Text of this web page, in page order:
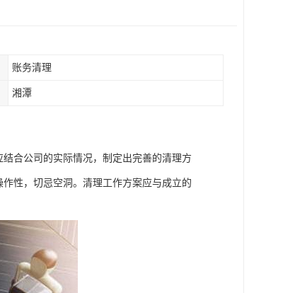
账务清理
湘潭
合公司的实际情况，制定出完善的清理方
性，切忌空洞。清理工作方案应与成立的